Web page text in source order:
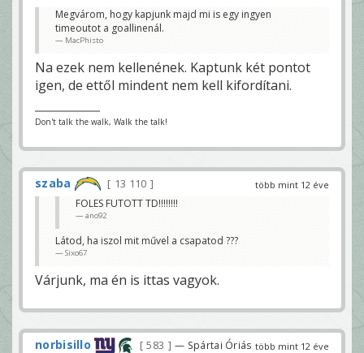
Megvárom, hogy kapjunk majd mi is egy ingyen
timeoutot a goallinenál.
MacPhisto
Na ezek nem kellenének. Kaptunk két pontot
igen, de ettől mindent nem kell kifordítani.
Don't talk the walk, Walk the talk!
több mint 12 éve
szaba
13 110
FOLES FUTOTT TD!!!!!!!!
ano92
Látod, ha iszol mit művel a csapatod ???
Sixo67
Várjunk, ma én is ittas vagyok.
több mint 12 éve
norbisillo 583 — Spártai Óriás